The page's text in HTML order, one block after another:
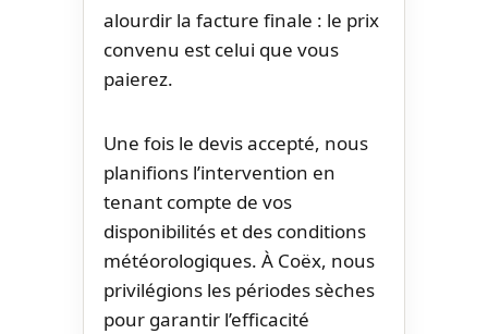
alourdir la facture finale : le prix
convenu est celui que vous
paierez.
Une fois le devis accepté, nous
planifions l’intervention en
tenant compte de vos
disponibilités et des conditions
météorologiques. À Coëx, nous
privilégions les périodes sèches
pour garantir l’efficacité